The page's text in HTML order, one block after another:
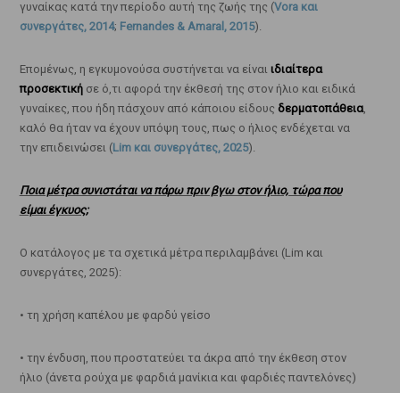
γυναίκας κατά την περίοδο αυτή της ζωής της (Vora και
συνεργάτες, 2014; Fernandes & Amaral, 2015).
Επομένως, η εγκυμονούσα συστήνεται να είναι ιδιαίτερα
προσεκτικήσε ό,τι αφορά την έκθεσή της στον ήλιο και ειδικά
γυναίκες, που ήδη πάσχουν από κάποιου είδους δερματοπάθεια,
καλό θα ήταν να έχουν υπόψη τους, πως ο ήλιος ενδέχεται να
την επιδεινώσει (Lim και συνεργάτες, 2025).
Ποια μέτρα συνιστάται να πάρω πριν βγω στον ήλιο, τώρα που
είμαι έγκυος;
Ο κατάλογος με τα σχετικά μέτρα περιλαμβάνει (Lim και
συνεργάτες, 2025):
• τη χρήση καπέλου με φαρδύ γείσο
• την ένδυση, που προστατεύει τα άκρα από την έκθεση στον
ήλιο (άνετα ρούχα με φαρδιά μανίκια και φαρδιές παντελόνες)